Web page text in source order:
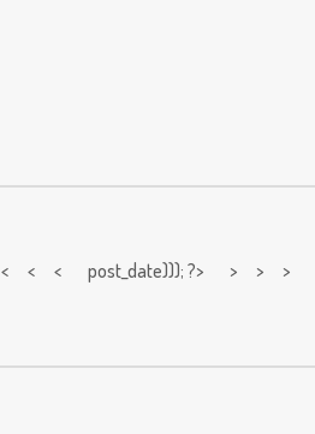
< < < post_date))); ?> > > >